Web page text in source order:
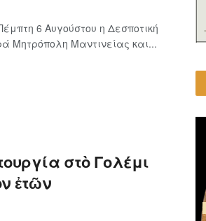
6 Αυγούστου η Δεσποτική
Μητρόπολη Μαντινείας και...
στὸ Γολέμι
ἐτῶν